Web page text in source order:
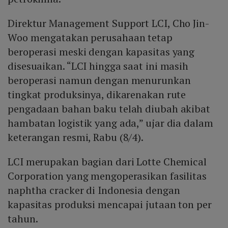
Direktur Management Support LCI, Cho Jin-
Woo mengatakan perusahaan tetap
beroperasi meski dengan kapasitas yang
disesuaikan. “LCI hingga saat ini masih
beroperasi namun dengan menurunkan
tingkat produksinya, dikarenakan rute
pengadaan bahan baku telah diubah akibat
hambatan logistik yang ada,” ujar dia dalam
keterangan resmi, Rabu (8/4).
LCI merupakan bagian dari Lotte Chemical
Corporation yang mengoperasikan fasilitas
naphtha cracker di Indonesia dengan
kapasitas produksi mencapai jutaan ton per
tahun.